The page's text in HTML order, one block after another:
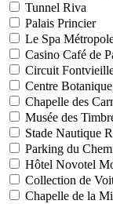
Tunnel Riva
Palais Princier
Le Spa
Casino Café de
Circuit
Centre
Chapelle des
Musée des
Stade Nautique
Parking du
Hôtel Novotel
Collection de
Chapelle de la